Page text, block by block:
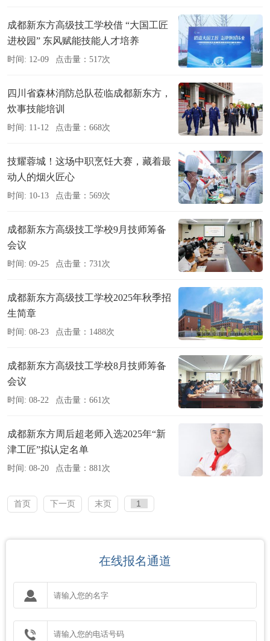
成都新东方高级技工学校借 “大国工匠
进校园” 东风赋能技能人才培养
时间: 12-09 点击量：517次
四川省森林消防总队莅临成都新东方，
炊事技能培训
时间: 11-12 点击量：668次
技耀蓉城！这场中职烹饪大赛，藏着最
动人的烟火匠心
时间: 10-13 点击量：569次
成都新东方高级技工学校9月技师筹备
会议
时间: 09-25 点击量：731次
成都新东方高级技工学校2025年秋季招
生简章
时间: 08-23 点击量：1488次
成都新东方高级技工学校8月技师筹备
会议
时间: 08-22 点击量：661次
成都新东方周后超老师入选2025年“新
津工匠”拟认定名单
时间: 08-20 点击量：881次
首页 下一页 末页
在线报名通道